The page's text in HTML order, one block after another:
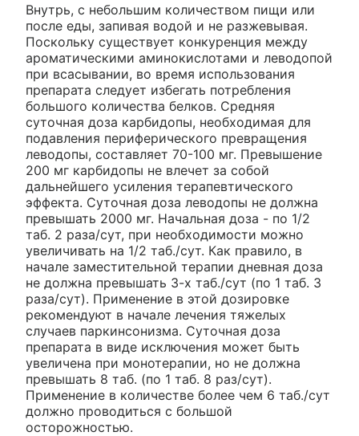
Внутрь, с небольшим количеством пищи или
после еды, запивая водой и не разжевывая.
Поскольку существует конкуренция между
ароматическими аминокислотами и леводопой
при всасывании, во время использования
препарата следует избегать потребления
большого количества белков. Средняя
суточная доза карбидопы, необходимая для
подавления периферического превращения
леводопы, составляет 70-100 мг. Превышение
200 мг карбидопы не влечет за собой
дальнейшего усиления терапевтического
эффекта. Суточная доза леводопы не должна
превышать 2000 мг. Начальная доза - по 1/2
таб. 2 раза/сут, при необходимости можно
увеличивать на 1/2 таб./сут. Как правило, в
начале заместительной терапии дневная доза
не должна превышать 3-х таб./сут (по 1 таб. 3
раза/сут). Применение в этой дозировке
рекомендуют в начале лечения тяжелых
случаев паркинсонизма. Суточная доза
препарата в виде исключения может быть
увеличена при монотерапии, но не должна
превышать 8 таб. (по 1 таб. 8 раз/сут).
Применение в количестве более чем 6 таб./сут
должно проводиться с большой
осторожностью.